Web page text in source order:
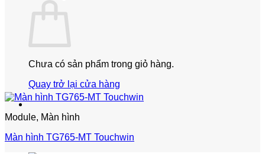
Chưa có sản phẩm trong giỏ hàng.
Quay trở lại cửa hàng
Module, Màn hình
Màn hình TG765-MT Touchwin